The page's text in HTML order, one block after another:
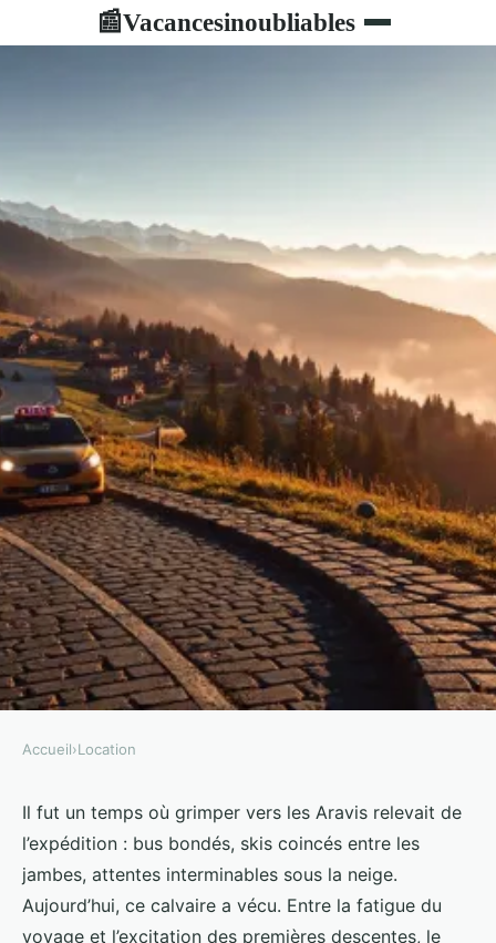
📰Vacancesinoubliables
Réservez votre taxi à annecy la
clusaz pour un voyage serein
Callista•29/06/2026 13:29 • 11 min de lecture
Accueil›Location
Il fut un temps où grimper vers les Aravis relevait de
l’expédition : bus bondés, skis coincés entre les
jambes, attentes interminables sous la neige.
Aujourd’hui, ce calvaire a vécu. Entre la fatigue du
voyage et l’excitation des premières descentes, le